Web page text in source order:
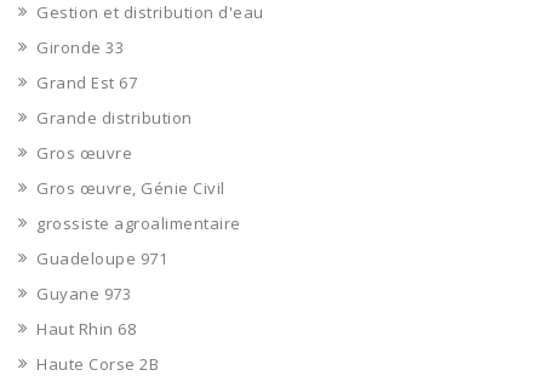
Gestion et distribution d'eau
Gironde 33
Grand Est 67
Grande distribution
Gros œuvre
Gros œuvre, Génie Civil
grossiste agroalimentaire
Guadeloupe 971
Guyane 973
Haut Rhin 68
Haute Corse 2B